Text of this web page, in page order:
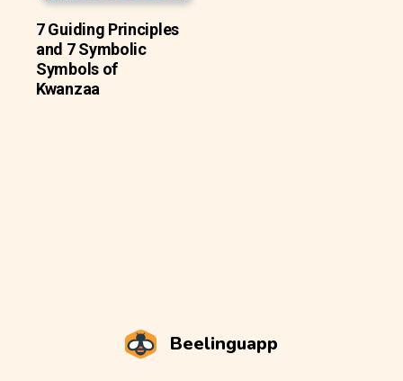
7 Guiding Principles
and 7 Symbolic
Symbols of
Kwanzaa
Beelinguapp